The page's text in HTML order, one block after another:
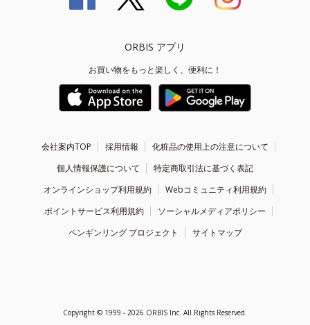
ORBIS アプリ
お買い物をもっと楽しく、便利に！
会社案内TOP 採用情報
化粧品の使用上の注意について
個人情報保護について
特定商取引法に基づく表記
オンラインショップ利用規約
Webコミュニティ利用規約
ポイントサービス利用規約
ソーシャルメディアポリシー
ペンギンリング プロジェクト
サイトマップ
Copyright © 1999 - 2026 ORBIS Inc. All Rights Reserved.